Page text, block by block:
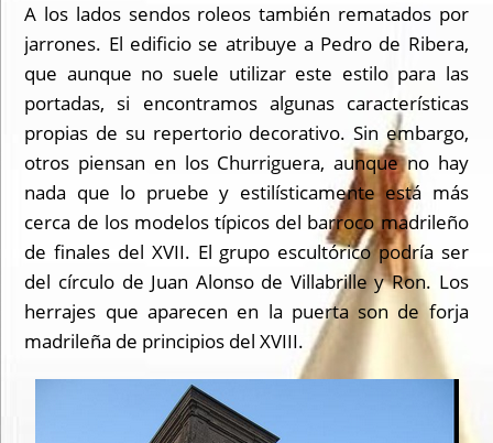
A los lados sendos roleos también rematados por
jarrones. El edificio se atribuye a Pedro de Ribera,
que aunque no suele utilizar este estilo para las
portadas, si encontramos algunas características
propias de su repertorio decorativo. Sin embargo,
otros piensan en los Churriguera, aunque no hay
nada que lo pruebe y estilísticamente está más
cerca de los modelos típicos del barroco madrileño
de finales del XVII. El grupo escultórico podría ser
del círculo de Juan Alonso de Villabrille y Ron. Los
herrajes que aparecen en la puerta son de forja
madrileña de principios del XVIII.